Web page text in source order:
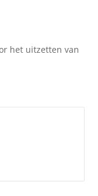
het uitzetten van